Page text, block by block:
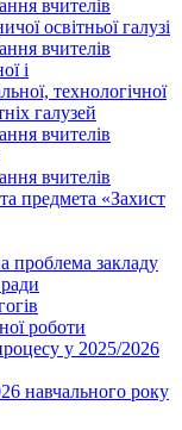
вчителів
освітньої галузі
вчителів
і
технологічної
галузей
вчителів
вчителів
предмета «Захист
проблема закладу
роботи
у 2025/2026
навчального року